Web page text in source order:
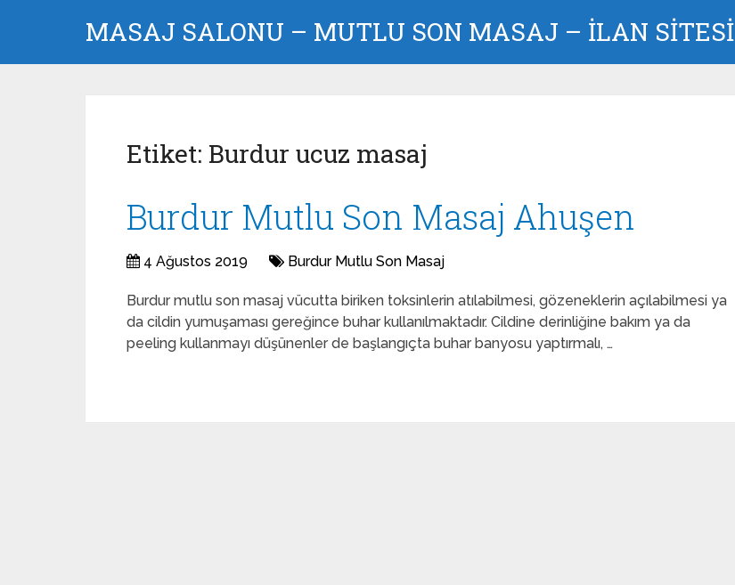
MASAJ SALONU – MUTLU SON MASAJ – İLAN SİTESİ
Etiket: Burdur ucuz masaj
Burdur Mutlu Son Masaj Ahuşen
4 Ağustos 2019 Burdur Mutlu Son Masaj
Burdur mutlu son masaj vücutta biriken toksinlerin atılabilmesi, gözeneklerin açılabilmesi ya
da cildin yumuşaması gereğince buhar kullanılmaktadır. Cildine derinliğine bakım ya da
peeling kullanmayı düşünenler de başlangıçta buhar banyosu yaptırmalı, …